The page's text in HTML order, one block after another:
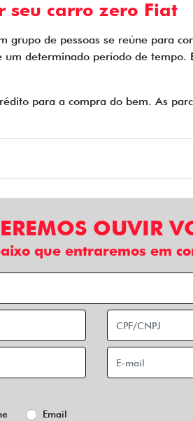
seu carro zero Fiat
grupo de pessoas se reúne para
um determinado período de
para a compra do bem. As
OUVIR
que entraremos em
Email